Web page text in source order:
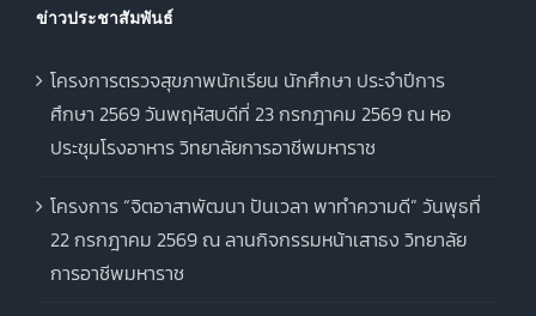
ข่าวประชาสัมพันธ์
โครงการตรวจสุขภาพนักเรียน นักศึกษา ประจำปีการ
ศึกษา 2569 วันพฤหัสบดีที่ 23 กรกฎาคม 2569 ณ หอ
ประชุมโรงอาหาร วิทยาลัยการอาชีพมหาราช
โครงการ “จิตอาสาพัฒนา ปันเวลา พาทำความดี” วันพุธที่
22 กรกฎาคม 2569 ณ ลานกิจกรรมหน้าเสาธง วิทยาลัย
การอาชีพมหาราช